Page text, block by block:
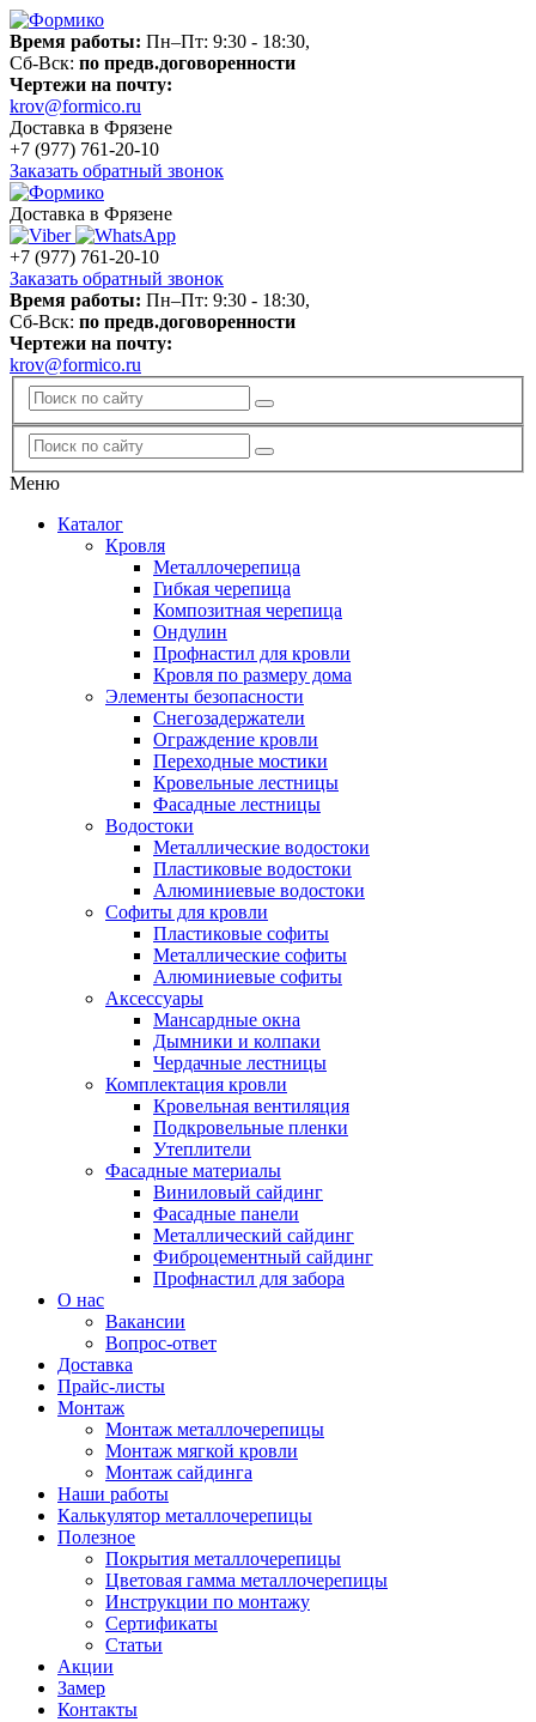
Время работы: Пн–Пт: 9:30 - 18:30,
Сб-Вск: по предв.договоренности
Чертежи на почту:
krov@formico.ru
Доставка в Фрязене
+7 (977) 761-20-10
Заказать обратный звонок
Доставка в Фрязене
+7 (977) 761-20-10
Заказать обратный звонок
Время работы: Пн–Пт: 9:30 - 18:30,
Сб-Вск: по предв.договоренности
Чертежи на почту:
krov@formico.ru
Меню
Каталог
Кровля
Металлочерепица
Гибкая черепица
Композитная черепица
Ондулин
Профнастил для кровли
Кровля по размеру дома
Элементы безопасности
Снегозадержатели
Ограждение кровли
Переходные мостики
Кровельные лестницы
Фасадные лестницы
Водостоки
Металлические водостоки
Пластиковые водостоки
Алюминиевые водостоки
Софиты для кровли
Пластиковые софиты
Металлические софиты
Алюминиевые софиты
Аксессуары
Мансардные окна
Дымники и колпаки
Чердачные лестницы
Комплектация кровли
Кровельная вентиляция
Подкровельные пленки
Утеплители
Фасадные материалы
Виниловый сайдинг
Фасадные панели
Металлический сайдинг
Фиброцементный сайдинг
Профнастил для забора
О нас
Вакансии
Вопрос-ответ
Доставка
Прайс-листы
Монтаж
Монтаж металлочерепицы
Монтаж мягкой кровли
Монтаж сайдинга
Наши работы
Калькулятор металлочерепицы
Полезное
Покрытия металлочерепицы
Цветовая гамма металлочерепицы
Инструкции по монтажу
Сертификаты
Статьи
Акции
Замер
Контакты